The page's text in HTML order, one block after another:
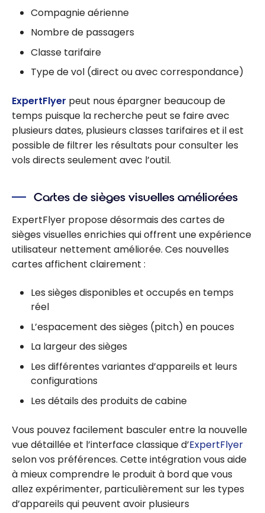
Compagnie aérienne
Nombre de passagers
Classe tarifaire
Type de vol (direct ou avec correspondance)
ExpertFlyer peut nous épargner beaucoup de
temps puisque la recherche peut se faire avec
plusieurs dates, plusieurs classes tarifaires et il est
possible de filtrer les résultats pour consulter les
vols directs seulement avec l’outil.
Cartes de sièges visuelles améliorées
ExpertFlyer propose désormais des cartes de
sièges visuelles enrichies qui offrent une expérience
utilisateur nettement améliorée. Ces nouvelles
cartes affichent clairement :
Les sièges disponibles et occupés en temps
réel
L’espacement des sièges (pitch) en pouces
La largeur des sièges
Les différentes variantes d’appareils et leurs
configurations
Les détails des produits de cabine
Vous pouvez facilement basculer entre la nouvelle
vue détaillée et l’interface classique d’ExpertFlyer
selon vos préférences. Cette intégration vous aide
à mieux comprendre le produit à bord que vous
allez expérimenter, particulièrement sur les types
d’appareils qui peuvent avoir plusieurs